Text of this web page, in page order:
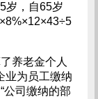
岁，自65岁
养老金个人
业为员工缴纳
公司缴纳的部